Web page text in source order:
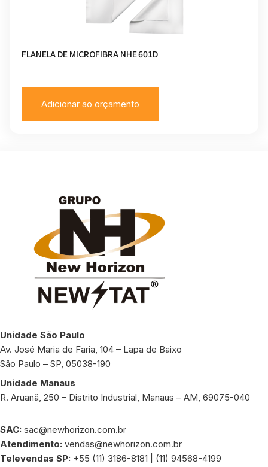
FLANELA DE MICROFIBRA NHE 601D
Adicionar ao orçamento
Unidade São Paulo
Av. José Maria de Faria, 104 – Lapa de Baixo
São Paulo – SP, 05038-190
Unidade Manaus
R. Aruanã, 250 – Distrito Industrial, Manaus – AM, 69075-040
SAC: sac@newhorizon.com.br
Atendimento: vendas@newhorizon.com.br
Televendas SP: +55 (11) 3186-8181 | (11) 94568-4199